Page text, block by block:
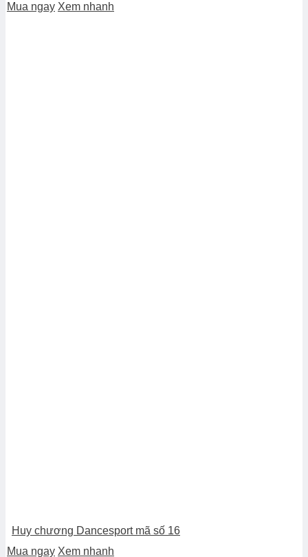
Mua ngay Xem nhanh
Huy chương Dancesport mã số 16
Mua ngay Xem nhanh